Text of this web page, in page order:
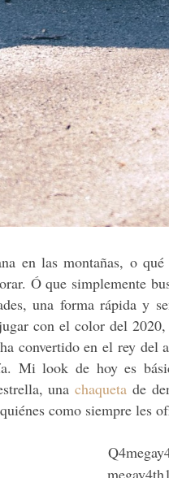
en las montañas, o
Ó que simplemente
una forma rápida y
con el color del
convertido en el rey del
Mi look de hoy es
unachaqueta de
como siempre les